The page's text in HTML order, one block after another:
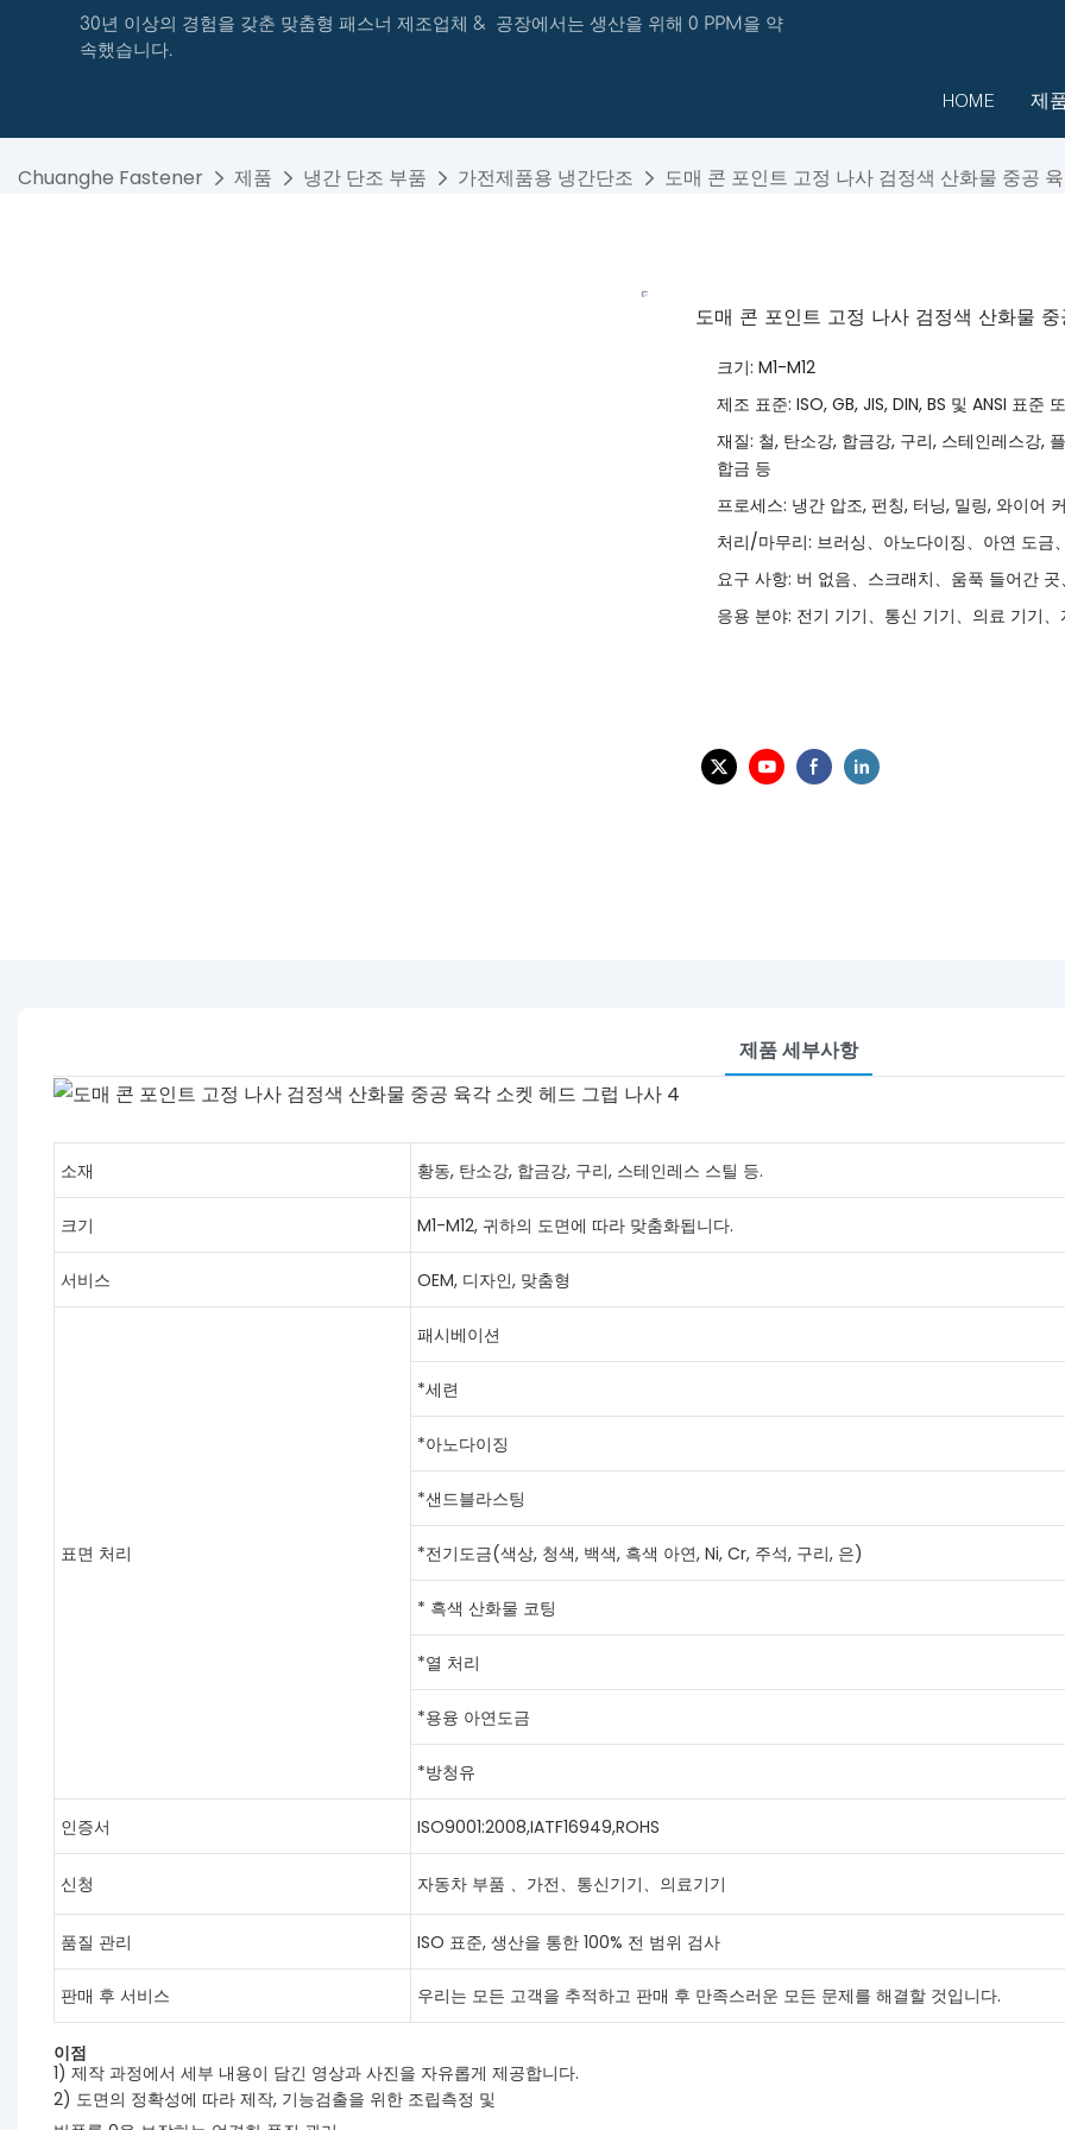
30년 이상의 경험을 갖춘 맞춤형 패스너 제조업체 & 공장에서는 생산을 위해 0 PPM을 약
속했습니다.
HOME 제
Chuanghe Fastener 제품 냉간 단조 부품 가전제품용 냉간단조 도매 콘 포인트 고정 나사 검정색 산화물 중공
도매 콘 포인트 고정 나사 검정색 산화물
크기: M1-M12
제조 표준: ISO, GB, JIS, DIN, BS 및 ANSI 표준
재질: 철, 탄소강, 합금강, 구리, 스테인레스강,
합금 등
프로세스: 냉간 압조, 펀칭, 터닝, 밀링, 와이어
처리/마무리: 브러싱、아노다이징、아연 도금
요구 사항: 버 없음、스크래치、움푹 들어간 곳
응용 분야: 전기 기기、통신 기기、의료 기기
제품 세부사항
소재 황동, 탄소강, 합금강, 구리, 스테인레스 스틸 등.
크기 M1-M12, 귀하의 도면에 따라 맞춤화됩니다.
서비스 OEM, 디자인, 맞춤형
표면 처리
패시베이션
*세련
*아노다이징
*샌드블라스팅
*전기도금(색상, 청색, 백색, 흑색 아연, Ni, Cr, 주석, 구리, 은)
* 흑색 산화물 코팅
*열 처리
*용융 아연도금
*방청유
인증서 ISO9001:2008,IATF16949,ROHS
신청 자동차 부품 、가전、통신기기、의료기기
품질 관리 ISO 표준, 생산을 통한 100% 전 범위 검사
판매 후 서비스 우리는 모든 고객을 추적하고 판매 후 만족스러운 모든 문제를 해결할 것입니다.
이점
1) 제작 과정에서 세부 내용이 담긴 영상과 사진을 자유롭게 제공합니다.
2) 도면의 정확성에 따라 제작, 기능검출을 위한 조립측정 및